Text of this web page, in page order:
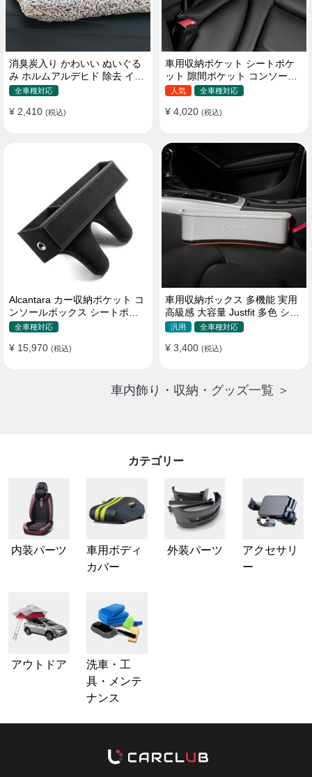
消臭炭入り かわいい ぬいぐる
み ホルムアルデヒド 除去 イン
テリア 贈り物
全車種対応
¥ 2,410 (税込)
車用収納ポケット シートポケ
ット 隙間ポケット コンソール
ボックス カー用品
人気 全車種対応
¥ 4,020 (税込)
Alcantara カー収納ポケット コ
ンソールボックス シートポケ
ット 隙間ポケットセット
全車種対応
¥ 15,970 (税込)
車用収納ボックス 多機能 実用
高級感 大容量 Justfit 多色 シー
トポケット ギャップ 隙間収納
汎用 全車種対応
¥ 3,400 (税込)
車内飾り・収納・グッズ一覧 ＞
カテゴリー
内装パーツ
車用ボディ
カバー
外装パーツ
アクセサリ
ー
アウトドア
洗車・工
具・メンテ
ナンス